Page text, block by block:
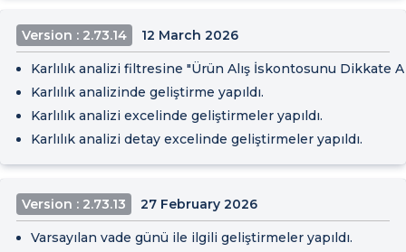
Version : 2.73.14 12 March 2026
Karlılık analizi filtresine "Ürün Alış İskontosunu Dikkate
Karlılık analizinde geliştirme yapıldı.
Karlılık analizi excelinde geliştirmeler yapıldı.
Karlılık analizi detay excelinde geliştirmeler yapıldı.
Version : 2.73.13 27 February 2026
Varsayılan vade günü ile ilgili geliştirmeler yapıldı.